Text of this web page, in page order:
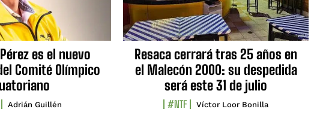
es el nuevo
Comité Olímpico
Adrián Guillén
Resaca cerrará tras 25 años en
el Malecón 2000: su despedida
será este 31 de julio
#NTF Víctor Loor Bonilla